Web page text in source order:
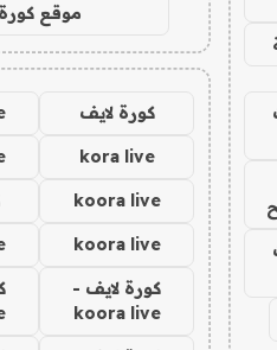
موقع كورة
كورة لايف
kora live
koora live
koora live
كورة لايف -
koora live